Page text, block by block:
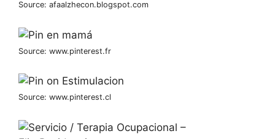
Source: afaalzhecon.blogspot.com
Source: www.pinterest.fr
Source: www.pinterest.cl